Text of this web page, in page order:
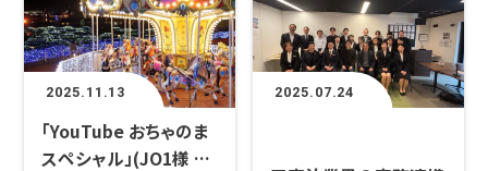
2025.11.13
「YouTube おちゃのま
スペシャル」(JO1様 ご
2025.07.24